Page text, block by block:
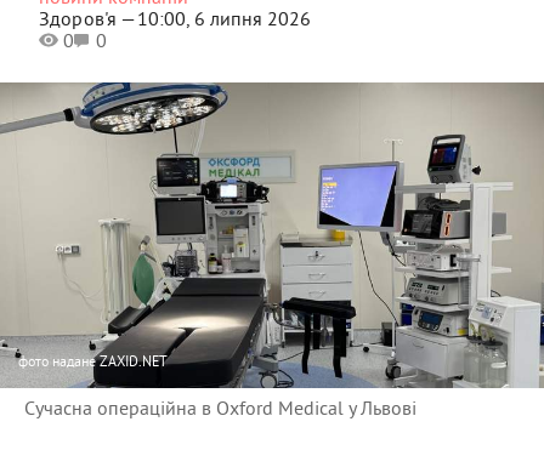
Здоров'я —10:00, 6 липня 2026
0
0
фото надане ZAXID.NET
Сучасна операційна в Oxford Medical у Львові